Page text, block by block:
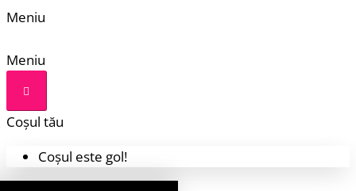
Meniu
Meniu
Coșul tău
Coșul este gol!